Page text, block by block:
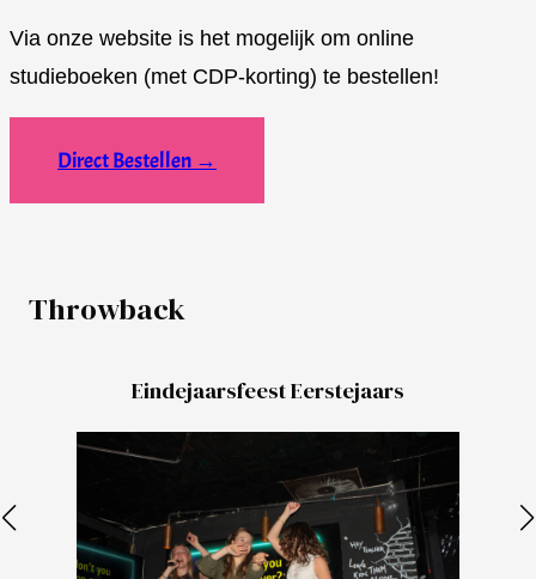
Via onze website is het mogelijk om online
studieboeken (met CDP-korting) te bestellen!
Direct Bestellen →
Throwback
Eindejaarsfeest Eerstejaars